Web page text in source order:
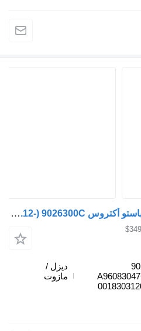
جهاز التدفئة مرسيدس بنز، ويباستو أكتروس MP4 (01.12-) 9026300C لـ السيارات القاطرة Mercedes-Benz Actros MP4 Antos Arocs (2012-)
مازوت